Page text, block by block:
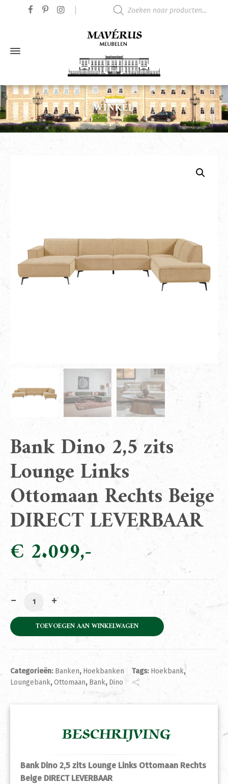
WINKEL
Bank Dino 2,5 zits
Lounge Links
Ottomaan Rechts Beige
DIRECT LEVERBAAR
€ 2.099
Bank Dino 2,5 zits Lounge Links Ottomaan Rechts Beige
TOEVOEGEN AAN WINKELWAGEN
Categorieën: Banken, Hoekbanken Tags: Hoekbank,
Loungebank,Ottomaan, Bank, Dino
BESCHRIJVING
Bank Dino 2,5 zits Lounge Links Ottomaan Rechts
Beige DIRECT LEVERBAAR